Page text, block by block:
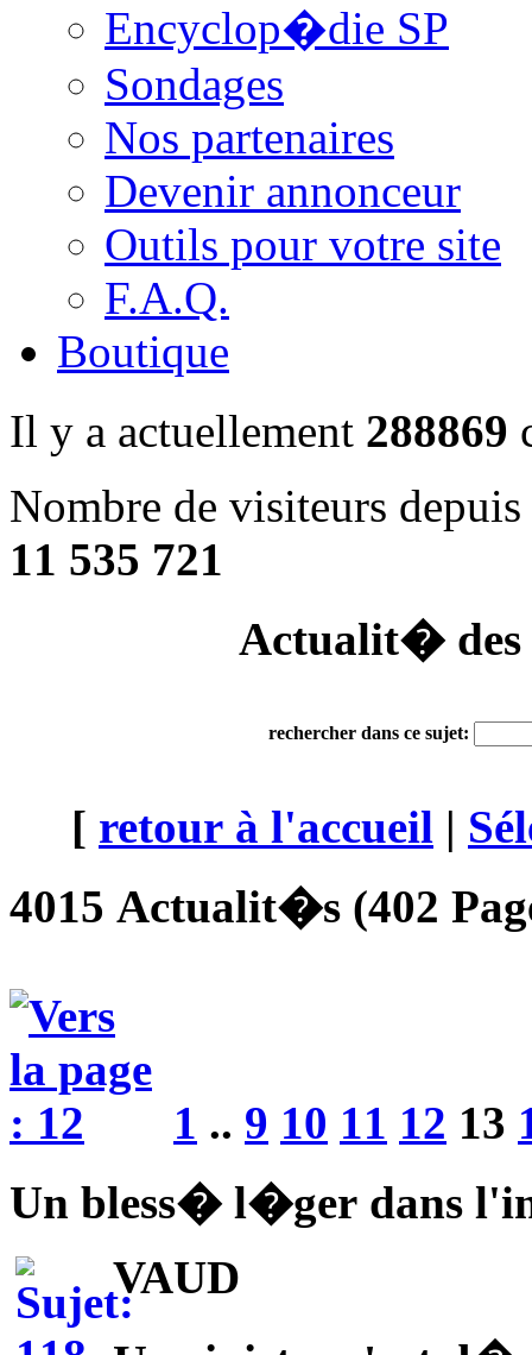
Encyclop�die SP
Sondages
Nos partenaires
Devenir annonceur
Outils pour votre site
F.A.Q.
Boutique
Il y a actuellement 288869
Nombre de visiteurs
11 535 721
Actualit� des
rechercher dans ce sujet:
[ retour à l'accueil |
4015 Actualit�s (402
1 .. 9 10 11 12 13
Un bless� l�ger dans
VAUD